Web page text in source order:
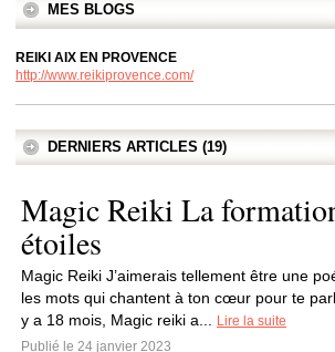
MES BLOGS
REIKI AIX EN PROVENCE
http://www.reikiprovence.com/
DERNIERS ARTICLES (19)
Magic Reiki La
étoiles
Magic Reiki J’aimerais tellement être une
les mots qui chantent à ton cœur pour te
y a 18 mois, Magic reiki a...
Lire la suite
Publié le 24 janvier 2023